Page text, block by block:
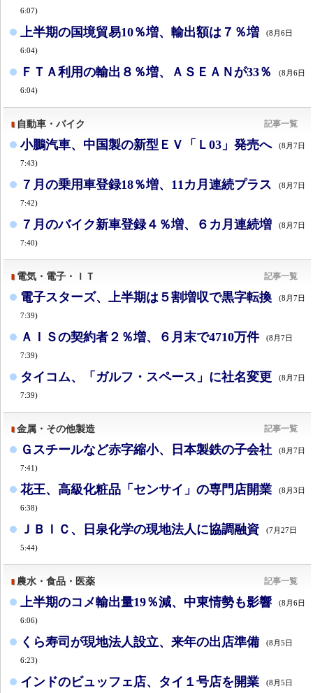
6:07)
上半期の国境貿易10％増、輸出額は７％増 (8月6日
6:04)
ＦＴＡ利用の輸出８％増、ＡＳＥＡＮが33％ (8月6日
6:04)
自動車・バイク 記事一覧
小鵬汽車、中国製の新型ＥＶ「Ｌ03」発売へ (8月7日
7:43)
７月の乗用車登録18％増、11カ月連続プラス (8月7日
7:42)
７月のバイク新車登録４％増、６カ月連続増 (8月7日
7:40)
電気・電子・ＩＴ 記事一覧
電子スターズ、上半期は５割増収で黒字転換 (8月7日
7:39)
ＡＩＳの契約者２％増、６月末で4710万件 (8月7日
7:39)
タイコム、「ガルフ・スペース」に社名変更 (8月7日
7:39)
金属・その他製造 記事一覧
Ｇスチールなど赤字縮小、日本製鉄の子会社 (8月7日
7:41)
花王、高級化粧品「センサイ」の専門店開業 (8月3日
6:38)
ＪＢＩＣ、日泉化学の現地法人に協調融資 (7月27日
5:44)
農水・食品・医薬 記事一覧
上半期のコメ輸出量19％減、中東情勢も影響 (8月6日
6:06)
くら寿司が現地法人設立、来年の出店準備 (8月5日
6:23)
インドのビュッフェ店、タイ１号店を開業 (8月5日